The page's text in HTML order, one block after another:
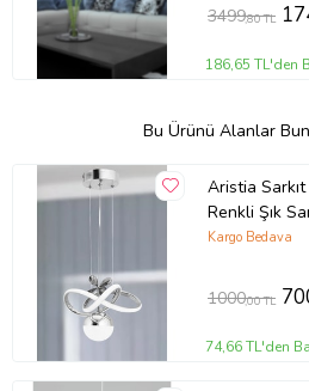
3499,80 TL
186,65 TL'den
Bu Ürünü Alanlar
Aristia
Renkli Şık
Kargo Bedava
1000,00 TL
74,66 TL'den